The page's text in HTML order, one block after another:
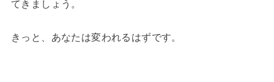
てきましょう。
きっと、あなたは変われるはずです。